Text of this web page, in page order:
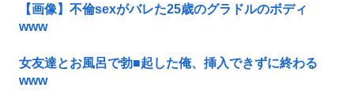
【画像】不倫sexがバレた25歳のグラドルのボディ
www
女友達とお風呂で勃■起した俺、挿入できずに終わる
www